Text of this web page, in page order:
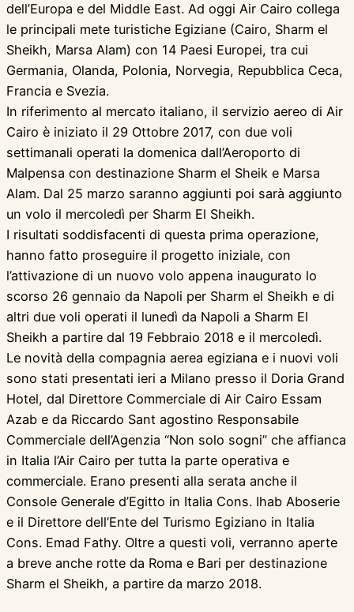
dell’Europa e del Middle East. Ad oggi Air Cairo collega
le principali mete turistiche Egiziane (Cairo, Sharm el
Sheikh, Marsa Alam) con 14 Paesi Europei, tra cui
Germania, Olanda, Polonia, Norvegia, Repubblica Ceca,
Francia e Svezia.
In riferimento al mercato italiano, il servizio aereo di Air
Cairo è iniziato il 29 Ottobre 2017, con due voli
settimanali operati la domenica dall’Aeroporto di
Malpensa con destinazione Sharm el Sheik e Marsa
Alam. Dal 25 marzo saranno aggiunti poi sarà aggiunto
un volo il mercoledì per Sharm El Sheikh.
I risultati soddisfacenti di questa prima operazione,
hanno fatto proseguire il progetto iniziale, con
l’attivazione di un nuovo volo appena inaugurato lo
scorso 26 gennaio da Napoli per Sharm el Sheikh e di
altri due voli operati il lunedì da Napoli a Sharm El
Sheikh a partire dal 19 Febbraio 2018 e il mercoledì.
Le novità della compagnia aerea egiziana e i nuovi voli
sono stati presentati ieri a Milano presso il Doria Grand
Hotel, dal Direttore Commerciale di Air Cairo Essam
Azab e da Riccardo Sant agostino Responsabile
Commerciale dell’Agenzia “Non solo sogni” che affianca
in Italia l’Air Cairo per tutta la parte operativa e
commerciale. Erano presenti alla serata anche il
Console Generale d’Egitto in Italia Cons. Ihab Aboserie
e il Direttore dell’Ente del Turismo Egiziano in Italia
Cons. Emad Fathy. Oltre a questi voli, verranno aperte
a breve anche rotte da Roma e Bari per destinazione
Sharm el Sheikh, a partire da marzo 2018.